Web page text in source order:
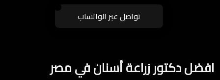
تواصل عبر الواتساب
افضل دكتور زراعة أسنان في مصر